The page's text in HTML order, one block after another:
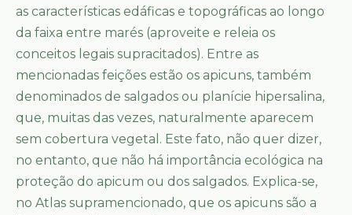
as características edáficas e topográficas ao longo
da faixa entre marés (aproveite e releia os
conceitos legais supracitados). Entre as
mencionadas feições estão os apicuns, também
denominados de salgados ou planície hipersalina,
que, muitas das vezes, naturalmente aparecem
sem cobertura vegetal. Este fato, não quer dizer,
no entanto, que não há importância ecológica na
proteção do apicum ou dos salgados. Explica-se,
no Atlas supramencionado, que os apicuns são a